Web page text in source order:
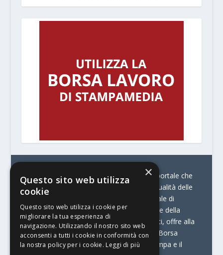
© Stratego Group –
stampamedia.net è il portale che
racconta le innovazioni tecnologiche e l’attualità delle
aziende di stampa e di converting. È il portale di
riferimento per chi opera in Italia nel settore della
comunicazione stampata. Oltre ai contenuti, offre alla
propria community diversi servizi come:
la Borsa
Lavoro, la Print Connection, i Big della Stampa e il
×
Questo sito web utilizza
cookie
Questo sito web utilizza i cookie per
migliorare la tua esperienza di
navigazione. Utilizzando il nostro sito web
acconsenti a tutti i cookie in conformità con
la nostra policy per i cookie. Leggi di più